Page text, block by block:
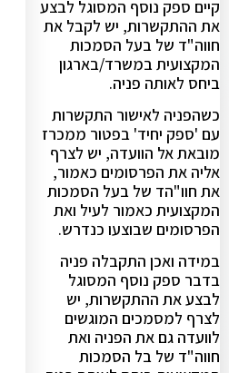
קיים ספק נוסף המסוגל לבצע
את ההתקשרות, יש לקבל את
חווה"ד של בעל הסמכות
המקצועית במשרד/בארגון
ביחס לאותה פניה.
כשהפניה לאישור התקשרות
עם 'ספק יחיד' בפטור ממכרז
מובאת אל הוועדה, יש לצרף
אליה את הפרסומים כאמור,
את חוו"הד של בעל הסמכות
המקצועית כאמור לעיל ואת
הפרסומים שבוצעו כנדרש.
במידה ואכן התקבלה פניה
בדבר ספק נוסף המסוגל
לבצע את ההתקשרות, יש
לצרף למסמכים המוגשים
לוועדה גם את הפניה ואת
חווה"ד של בל הסמכות